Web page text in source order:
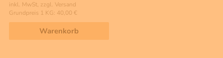
inkl. MwSt, zzgl. Versand
Grundpreis 1 KG: 40,00 €
Warenkorb